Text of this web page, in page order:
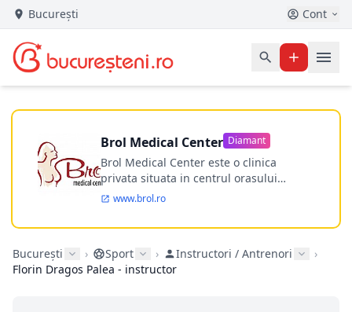
București Cont
Brol Medical Center Diamant
Brol Medical Center este o clinica
privata situata in centrul orasului
Timisoara avand o experienta de
Incepand din anul 2009 clinica isi
ultramodern.
www.brol.ro
București › Sport › Instructori / Antrenori
›
Florin Dragos Palea - instructor